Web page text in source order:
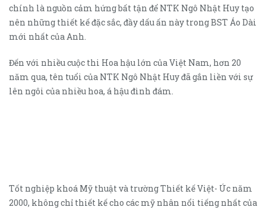
chính là nguồn cảm hứng bất tận để NTK Ngô Nhật Huy tạo
nên những thiết kế đặc sắc, đầy dấu ấn này trong BST Áo Dài
mới nhất của Anh.
Đến với nhiều cuộc thi Hoa hậu lớn của Việt Nam, hơn 20
năm qua, tên tuổi của NTK Ngô Nhật Huy đã gắn liền với sự
lên ngôi của nhiều hoa, á hậu đình đám.
Tốt nghiệp khoá Mỹ thuật và trường Thiết kế Việt- Úc năm
2000, không chỉ thiết kế cho các mỹ nhân nổi tiếng nhất của